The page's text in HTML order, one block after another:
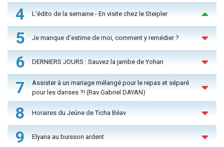
4 L'édito de la semaine - En visite chez le Steipler
5 Je manque d'estime de moi, comment y remédier ?
6 DERNIERS JOURS : Sauvez la jambe de Yohan
7
Assister à un mariage mélangé pour le repas et séparé
pour les danses ?! (Rav Gabriel DAYAN)
8 Horaires du Jeûne de Ticha Béav
9 Elyana au buisson ardent